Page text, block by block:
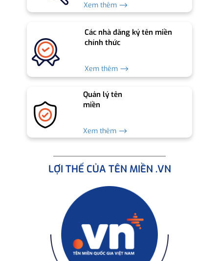
Xem thêm ⟶
Các nhà đăng ký tên miền
chính thức
Xem thêm ⟶
Quản lý tên
miền
Xem thêm ⟶
LỢI THẾ CỦA TÊN MIỀN .VN